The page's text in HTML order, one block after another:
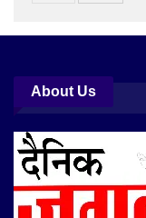
About Us